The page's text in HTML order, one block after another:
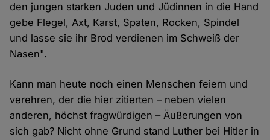
den jungen starken Juden und Jüdinnen in die Hand
gebe Flegel, Axt, Karst, Spaten, Rocken, Spindel
und lasse sie ihr Brod verdienen im Schweiß der
Nasen".
Kann man heute noch einen Menschen feiern und
verehren, der die hier zitierten – neben vielen
anderen, höchst fragwürdigen – Äußerungen von
sich gab? Nicht ohne Grund stand Luther bei Hitler in